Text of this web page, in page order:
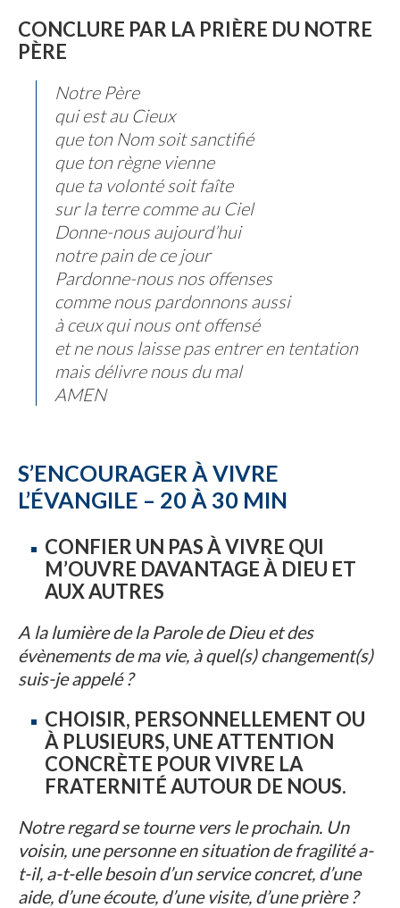
CONCLURE PAR LA PRIÈRE DU NOTRE
PÈRE
Notre Père
qui est au Cieux
que ton Nom soit sanctifié
que ton règne vienne
que ta volonté soit faîte
sur la terre comme au Ciel
Donne-nous aujourd’hui
notre pain de ce jour
Pardonne-nous nos offenses
comme nous pardonnons aussi
à ceux qui nous ont offensé
et ne nous laisse pas entrer en tentation
mais délivre nous du mal
AMEN
S’ENCOURAGER À VIVRE
L’ÉVANGILE – 20 À 30 MIN
CONFIER UN PAS À VIVRE QUI
M’OUVRE DAVANTAGE À DIEU ET
AUX AUTRES
A la lumière de la Parole de Dieu et des
évènements de ma vie, à quel(s) changement(s)
suis-je appelé ?
CHOISIR, PERSONNELLEMENT OU
À PLUSIEURS, UNE ATTENTION
CONCRÈTE POUR VIVRE LA
FRATERNITÉ AUTOUR DE NOUS.
Notre regard se tourne vers le prochain. Un
voisin, une personne en situation de fragilité a-
t-il, a-t-elle besoin d’un service concret, d’une
aide, d’une écoute, d’une visite, d’une prière ?